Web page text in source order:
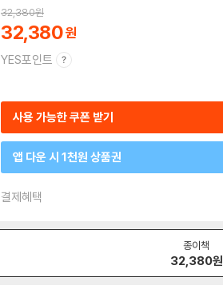
32,380원
32,380
YES포인트
사용 가능한 쿠폰 받기
앱 다운 시 1천원 상품권
결제혜택
종이책
32,380원